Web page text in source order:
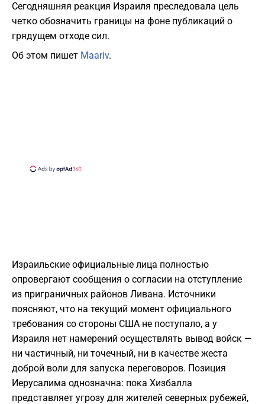
Сегодняшняя реакция Израиля преследовала цель
четко обозначить границы на фоне публикаций о
грядущем отходе сил.
Об этом пишет Maariv.
Израильские официальные лица полностью
опровергают сообщения о согласии на отступление
из приграничных районов Ливана. Источники
поясняют, что на текущий момент официального
требования со стороны США не поступало, а у
Израиля нет намерений осуществлять вывод войск —
ни частичный, ни точечный, ни в качестве жеста
доброй воли для запуска переговоров. Позиция
Иерусалима однозначна: пока Хизбалла
представляет угрозу для жителей северных рубежей,